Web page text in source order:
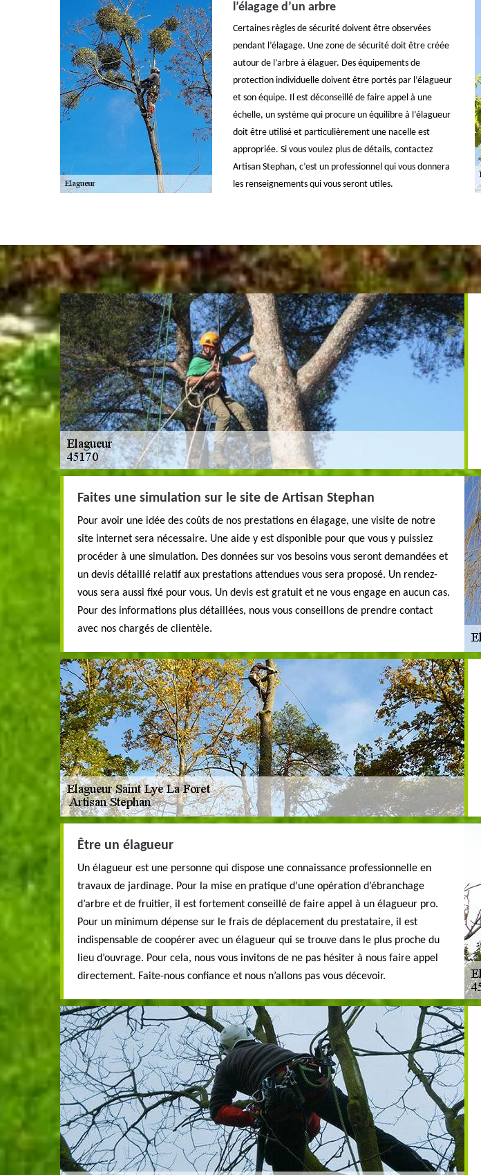
l’élagage d’un arbre
Certaines règles de sécurité doivent être observées
pendant l’élagage. Une zone de sécurité doit être créée
autour de l’arbre à élaguer. Des équipements de
protection individuelle doivent être portés par l’élagueur
et son équipe. Il est déconseillé de faire appel à une
échelle, un système qui procure un équilibre à l’élagueur
doit être utilisé et particulièrement une nacelle est
appropriée. Si vous voulez plus de détails, contactez
Artisan Stephan, c’est un professionnel qui vous donnera
les renseignements qui vous seront utiles.
Faites une simulation sur le site de Artisan Stephan
Pour avoir une idée des coûts de nos prestations en élagage, une visite de notre
site internet sera nécessaire. Une aide y est disponible pour que vous y puissiez
procéder à une simulation. Des données sur vos besoins vous seront demandées et
un devis détaillé relatif aux prestations attendues vous sera proposé. Un rendez-
vous sera aussi fixé pour vous. Un devis est gratuit et ne vous engage en aucun cas.
Pour des informations plus détaillées, nous vous conseillons de prendre contact
avec nos chargés de clientèle.
Être un élagueur
Un élagueur est une personne qui dispose une connaissance professionnelle en
travaux de jardinage. Pour la mise en pratique d’une opération d’ébranchage
d’arbre et de fruitier, il est fortement conseillé de faire appel à un élagueur pro.
Pour un minimum dépense sur le frais de déplacement du prestataire, il est
indispensable de coopérer avec un élagueur qui se trouve dans le plus proche du
lieu d’ouvrage. Pour cela, nous vous invitons de ne pas hésiter à nous faire appel
directement. Faite-nous confiance et nous n’allons pas vous décevoir.